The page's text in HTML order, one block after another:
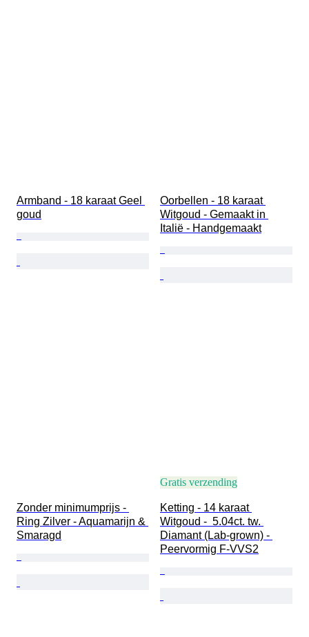
Armband - 18 karaat Geel
goud
Oorbellen - 18 karaat
Witgoud - Gemaakt in
Italië - Handgemaakt
Zonder minimumprijs -
Ring Zilver - Aquamarijn &
Smaragd
Gratis verzending
Ketting - 14 karaat
Witgoud -  5.04ct. tw.
Diamant (Lab-grown) -
Peervormig F-VVS2